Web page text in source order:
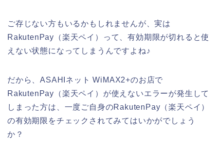
ご存じない方もいるかもしれませんが、実は
RakutenPay（楽天ペイ）って、有効期限が切れると使
えない状態になってしまうんですよね♪
だから、ASAHIネット WiMAX2+のお店で
RakutenPay（楽天ペイ）が使えないエラーが発生して
しまった方は、一度ご自身のRakutenPay（楽天ペイ）
の有効期限をチェックされてみてはいかがでしょう
か？